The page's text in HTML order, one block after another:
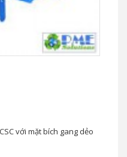
với mặt bích gang dẻo